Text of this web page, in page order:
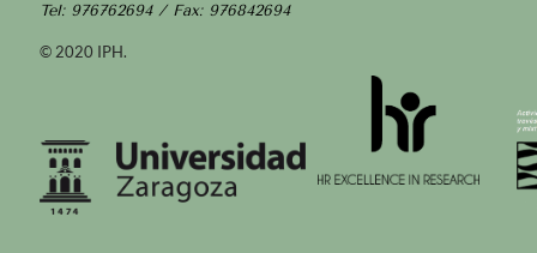
Tel: 976762694 / Fax: 976842694
© 2020 IPH.